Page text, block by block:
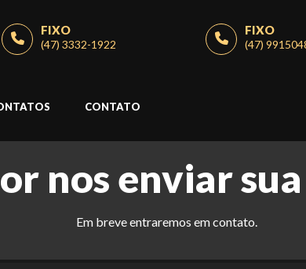
FIXO
(47) 3332-1922
FIXO
(47)
CONTATO
nos enviar
Em breve entraremos em contato.